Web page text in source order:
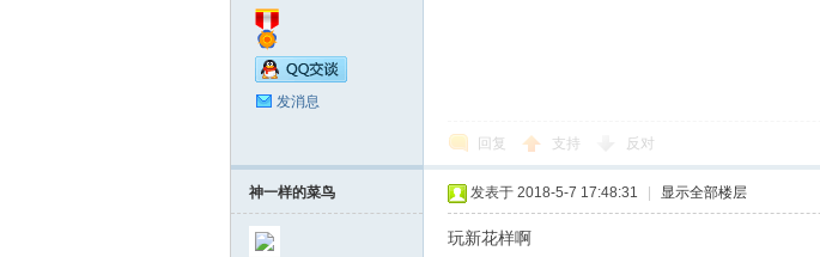
发消息
回复 支持 反对
神一样的菜鸟 发表于 2018-5-7 17:48:31 显示全部楼层
玩新花样啊